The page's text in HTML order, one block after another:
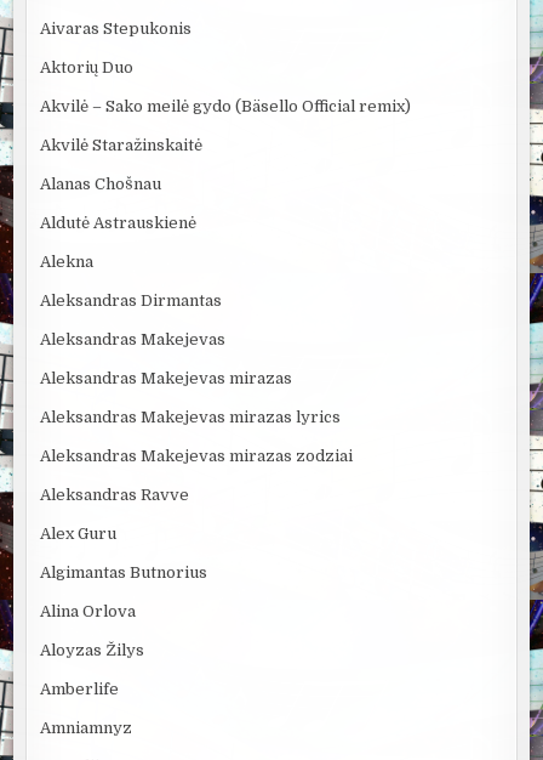
Aivaras Stepukonis
Aktorių Duo
Akvilė – Sako meilė gydo (Bäsello Official remix)
Akvilė Staražinskaitė
Alanas Chošnau
Aldutė Astrauskienė
Alekna
Aleksandras Dirmantas
Aleksandras Makejevas
Aleksandras Makejevas mirazas
Aleksandras Makejevas mirazas lyrics
Aleksandras Makejevas mirazas zodziai
Aleksandras Ravve
Alex Guru
Algimantas Butnorius
Alina Orlova
Aloyzas Žilys
Amberlife
Amniamnyz